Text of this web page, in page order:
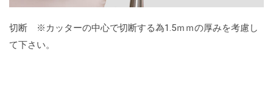
切断 ※カッターの中心で切断する為1.5ｍｍの厚みを考慮し
て下さい。